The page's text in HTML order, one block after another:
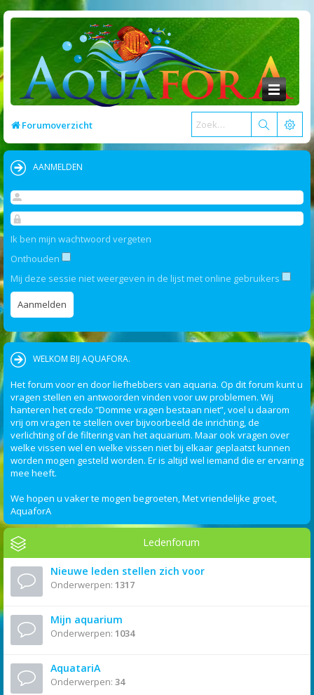
Forumoverzicht
AANMELDEN
Ik ben mijn wachtwoord vergeten
Onthouden
Mij deze sessie niet weergeven in de lijst met online gebruikers
WELKOM BIJ AQUAFORA.
Het forum voor en door liefhebbers van aquaria. Op dit forum kunt u
vragen stellen en antwoorden vinden voor uw problemen. Wij
hanteren het credo “Domme vragen bestaan niet”, voel u daarom
vrij om vragen te stellen over bijvoorbeeld de inrichting, de
verlichting of de filtering van het aquarium. Maar ook vragen over
welke vissen wel en welke vissen niet bij elkaar geplaatst kunnen
worden mogen gesteld worden. Er is altijd wel iemand die er ervaring
mee heeft.
We hopen u vaker te mogen begroeten, Met vriendelijke groet,
AquaforA
Ledenforum
Nieuwe leden stellen zich voor
Onderwerpen: 1317
Mijn aquarium
Onderwerpen: 1034
AquatariA
Onderwerpen: 34